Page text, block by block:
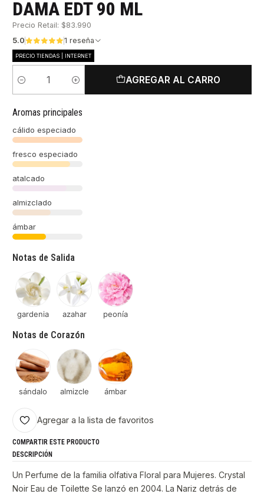
DAMA EDT 90 ML
Precio Retail: $83.990
5.0
1 reseña
PRECIO TIENDAS | INTERNET
Cantidad
AGREGAR AL CARRO
Aromas principales
cálido especiado
fresco especiado
atalcado
almizclado
ámbar
Notas de Salida
gardenia azahar peonía
Notas de Corazón
sándalo almizcle ámbar
Agregar a la lista de favoritos
COMPARTIR ESTE PRODUCTO
DESCRIPCIÓN
Un Perfume de la familia olfativa Floral para Mujeres. Crystal
Noir Eau de Toilette Se lanzó en 2004. La Nariz detrás de